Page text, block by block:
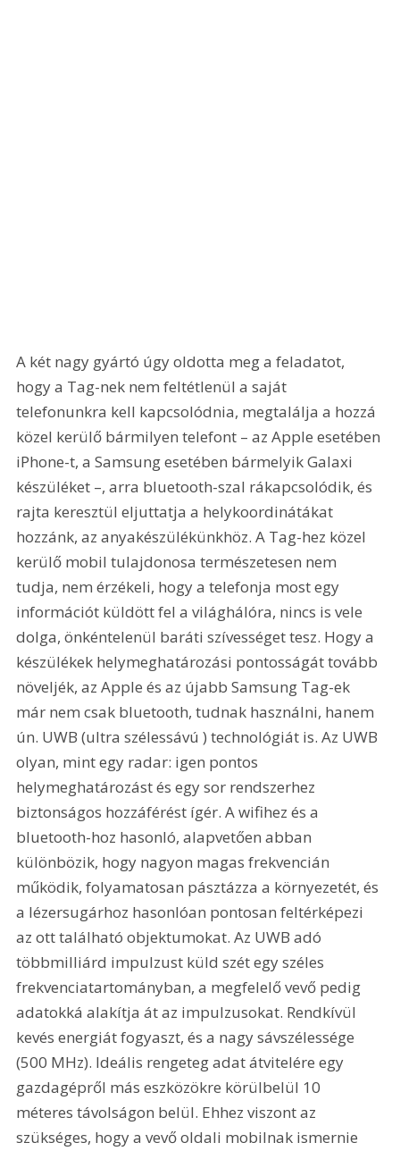
A két nagy gyártó úgy oldotta meg a feladatot,
hogy a Tag-nek nem feltétlenül a saját
telefonunkra kell kapcsolódnia, megtalálja a hozzá
közel kerülő bármilyen telefont – az Apple esetében
iPhone-t, a Samsung esetében bármelyik Galaxi
készüléket –, arra bluetooth-szal rákapcsolódik, és
rajta keresztül eljuttatja a helykoordinátákat
hozzánk, az anyakészülékünkhöz. A Tag-hez közel
kerülő mobil tulajdonosa természetesen nem
tudja, nem érzékeli, hogy a telefonja most egy
információt küldött fel a világhálóra, nincs is vele
dolga, önkéntelenül baráti szívességet tesz. Hogy a
készülékek helymeghatározási pontosságát tovább
növeljék, az Apple és az újabb Samsung Tag-ek
már nem csak bluetooth, tudnak használni, hanem
ún. UWB (ultra szélessávú ) technológiát is. Az UWB
olyan, mint egy radar: igen pontos
helymeghatározást és egy sor rendszerhez
biztonságos hozzáférést ígér. A wifihez és a
bluetooth-hoz hasonló, alapvetően abban
különbözik, hogy nagyon magas frekvencián
működik, folyamatosan pásztázza a környezetét, és
a lézersugárhoz hasonlóan pontosan feltérképezi
az ott található objektumokat. Az UWB adó
többmilliárd impulzust küld szét egy széles
frekvenciatartományban, a megfelelő vevő pedig
adatokká alakítja át az impulzusokat. Rendkívül
kevés energiát fogyaszt, és a nagy sávszélessége
(500 MHz). Ideális rengeteg adat átvitelére egy
gazdagépről más eszközökre körülbelül 10
méteres távolságon belül. Ehhez viszont az
szükséges, hogy a vevő oldali mobilnak ismernie